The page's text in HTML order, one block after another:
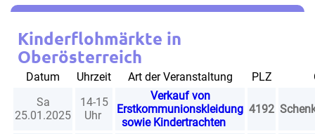
Kinderflohmärkte in
Oberösterreich
Datum Uhrzeit Art der Veranstaltung PLZ
Sa
25.01.2025
14-15
Uhr
Verkauf von
Erstkommunionskleidung
sowie Kindertrachten
4192